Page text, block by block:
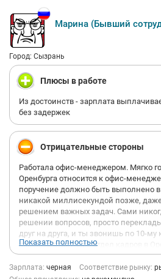
Марина (Бывший
Город: Сызрань
Плюсы в работе
Из достоинств - зарплата
без задержек
Отрицательные стороны
Работала офис-менеджером. Мягко
Оренбурга относится к офис-
поручение должно быть выполнено
никакой миллисекундой позже,
решением важных задач. Сами
решении вопросов, просто
друг на друга, и ты звонишь по 10-му
какой-то ответ. Про отдел кадров в
история! Там сидят просто
женщины! Разговаривают как со
Показать полностью
Зарплата: черная Соответствие рынку: